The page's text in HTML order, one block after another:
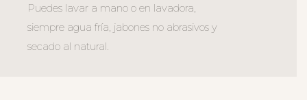
Puedes lavar a mano o en lavadora,
siempre agua fría, jabones no abrasivos y
secado al natural.